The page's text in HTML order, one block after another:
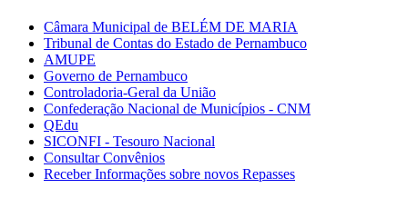
Câmara Municipal de BELÉM DE MARIA
Tribunal de Contas do Estado de Pernambuco
AMUPE
Governo de Pernambuco
Controladoria-Geral da União
Confederação Nacional de Municípios - CNM
QEdu
SICONFI - Tesouro Nacional
Consultar Convênios
Receber Informações sobre novos Repasses